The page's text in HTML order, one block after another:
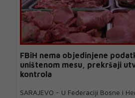
FBiH nema objedinjene
uništenom mesu, prekršaji
kontrola
SARAJEVO - U Federaciji Bosne i